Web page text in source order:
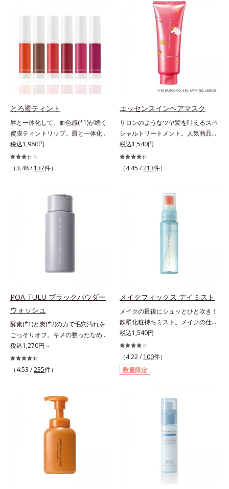
ンジング(*2)をご用意しました。ポ
微粒子とオイルが肌と汚れの間に入
り込み、小さくばらけて肌表面にう
することを防止し、細かい毛穴汚れ
をごっそりするん！角栓溶解オイル
(*4)が詰まりや黒ずみも溶かして、
毛穴の目立ちにくいすべすべ肌に洗
い上げます。大人肌のためのくすみ
(*5)を晴らすアプローチによって圧
し、毎日のメイクが楽しくなる晴れ
やかな肌に導きます。*1 ポーラ化
成独自の（Ｃ１２－２０）アルキル
グルコシド（保湿）で形成するミセ
ルから、汚れをはね返す水の膜をつ
くる技術が日本初（2024年12月時
点、J－GLOBALによる自社調べ）
*2 オルビス内でかつてないオイル
独自の（Ｃ１２－２０）アルキルグ
ルコシド（保湿）で形成するミセル
*4 炭酸ジカプリリル*5 乾燥や汚れ
による*6 キメの乱れによる＜使用
量目安＞適量＜使用ステップ＞オル
ビス ザ クレンジング オイル ⇒
洗顔料 ⇒ 化粧水 ⇒ 保湿液
※W洗顔が必要です＜使用方法＞1.
の上で軽くらせんを描くように、メ
イクとよくなじませます。※落ちに
くいメイクを落とす際は、乾いた手
にとり、メイクとしっかりなじませ
てください。3.メイクとなじんだ
ら、水またはぬるま湯でよく洗い流
します。4.その後、洗顔料で洗顔し
ちり・ホコリ、紫外線などの外的刺
激から肌をガードします。スキンケ
ア後にこれひとつでライトメイク効
果。クレンジング不要で、紫外線吸
収剤やグリセリン、パラベンもフリ
ー処方。肌を休ませたい日、リモー
トワークの時、近所へちょこっとお
出かけする時など、しっかりメイク
は負担に感じる日におすすめです。
とろ蜜ティント
唇と一体化して、血色感(*1)が続く
蜜膜ティントリップ。唇と一体化し
て色落ちしにくいティント処方とう
るおいを両立した、ティントリップ
です。色が長時間唇に密着するオイ
みずしい発色が続きます。また色素
による唇の乾燥を防ぐため、一部の
色素に特殊コーティング処理(*4)を
施し、さらに3種のうるおい・保護
成分(*5)も配合。しっとり感をキー
プし、ぷるんとした唇に。さっとひ
と塗りするだけで、くすみやすい大
人の肌に血色感を与え、唇を自然に
効果による*2 水添ポリイソブテン
*3 色みのこと*4 トリエトキシカプ
リリルシラン配合＝保湿成分*5 ス
クワラン、ヒアルロン酸Na、加水
分解コラーゲン
税込1,980円
（3.48 / 137件）
エッセンスインヘアマスク
サロンのようなツヤ髪を叶えるスペ
シャルトリートメント。人気商品
「エッセンスインヘアミルク」と同
じシリーズの、お風呂で美しいツヤ
髪を叶えるスペシャルヘアマスクで
修成分(*1)が髪の内部まで浸透。さ
らに毛髪保護成分がダメージを受け
ている部位に吸着して、キューティ
クル表面をリペア。髪の内外にアプ
ローチして、乾燥などの外的刺激か
ら守り抜き、ダメージ(*2)を立て直
し(*3)ます。お風呂でシャンプー後
に適量を髪になじませ、置き時間は
軽さで、毛先までするんっとまとま
おうツヤ髪を叶えます。*1 毛髪補
修成分（イソステアリン酸、イソス
テアロイル加水分解コラーゲン、イ
ソステアロイル加水分解シルク、ス
フィンゴ糖脂質、トコフェロール、
グリセリン、糖脂質、BG、イソス
加水分解シルク、スフィンゴ糖脂
質、トコフェロール、グリセリン、
ヒアルロン酸ヒドロキシプロピルト
リモニウム、フェノキシエタノー
ル）*2 髪の乾燥、乾燥によるパサ
税込1,540円
（4.45 /213件）
POA-TULU ブラックパウダー
ウォッシュ
酵素(*1)と炭(*2)の力で毛穴汚れを
ごっそりオフ。キメの整ったなめら
か肌へ。酵素(*1)と炭(*2)の力で毛
穴汚れをしっかり落とす、パウダー
タイプの酵素洗顔料です。皮脂やた
目立ちの原因に。普段の洗顔(*3)で
は落としにくい汚れは、酵素洗顔料
で落としましょう。3種の酵素がた
んぱく質や皮脂を溶かして分解。炭
が無数の毛穴に入り込み、溶けた汚
れをパワフルに吸着してすっきり落
とします。さらに浸透型ビタミンC
誘導体(*4)が汚れを取り去った毛穴
税込1,270円～
（4.53 /235件）
メイクフィックス デイミスト
メイクの最後にシュッとひと吹き！
鉄壁化粧持ちミスト。メイクの仕上
げにシュッとひと吹き。肌とメイク
の密着感をピタッと高め、メイクく
ずれを防ぎ、化粧持ちをアップさせ
るミストタイプの化粧水です。くず
れ防止成分(*1)を含む層と美容成分
振って混ぜると、美容成分がくずれ
防止成分を包み込み、メイクの上に
汗・水・皮脂をはじきながら、美容
成分がうるおいをキープ。Wの機能
さらに保湿成分配合でうるおい感が
続き、エアコンなどによる乾燥も防
ぎます。*1 トリメチルシロキシケ
税込1,540円
（4.22 / 100件）
数量限定